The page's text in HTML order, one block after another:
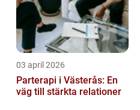
03 april 2026
Parterapi i Västerås: En
väg till stärkta relationer